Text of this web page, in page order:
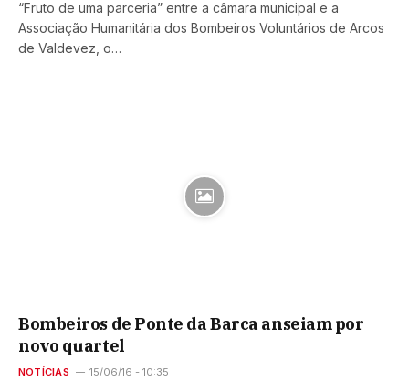
“Fruto de uma parceria” entre a câmara municipal e a
Associação Humanitária dos Bombeiros Voluntários de Arcos
de Valdevez, o…
Bombeiros de Ponte da Barca anseiam por
novo quartel
NOTÍCIAS 15/06/16 - 10:35